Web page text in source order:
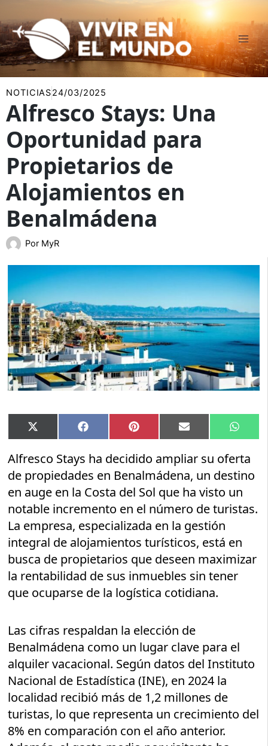
al
contenido
NOTICIAS24/03/2025
Alfresco Stays: Una
Oportunidad para
Propietarios de
Alojamientos en
Benalmádena
Por MyR
Compartir
en
X
(Twitter)
Compartir
en
Facebook Compartir
en
Pinterest Compartir
en
Email
en
Alfresco Stays ha decidido ampliar su oferta
de propiedades en Benalmádena, un destino
en auge en la Costa del Sol que ha visto un
notable incremento en el número de turistas.
La empresa, especializada en la gestión
integral de alojamientos turísticos, está en
busca de propietarios que deseen maximizar
la rentabilidad de sus inmuebles sin tener
que ocuparse de la logística cotidiana.
Las cifras respaldan la elección de
Benalmádena como un lugar clave para el
alquiler vacacional. Según datos del Instituto
Nacional de Estadística (INE), en 2024 la
localidad recibió más de 1,2 millones de
turistas, lo que representa un crecimiento del
8% en comparación con el año anterior.